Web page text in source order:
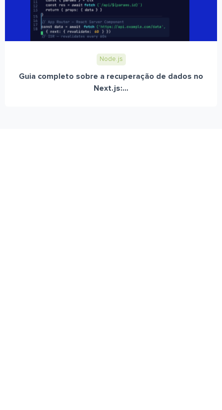
Node.js
Guia completo sobre a recuperação de dados no
Next.js:...